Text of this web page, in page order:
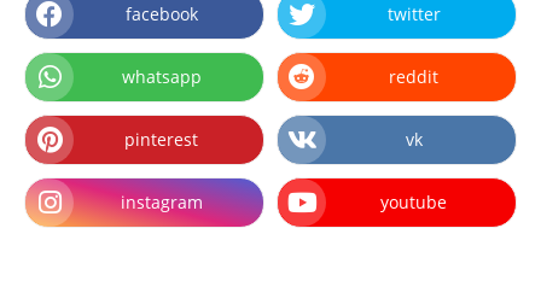
facebook twitter
whatsapp reddit
pinterest vk
instagram youtube